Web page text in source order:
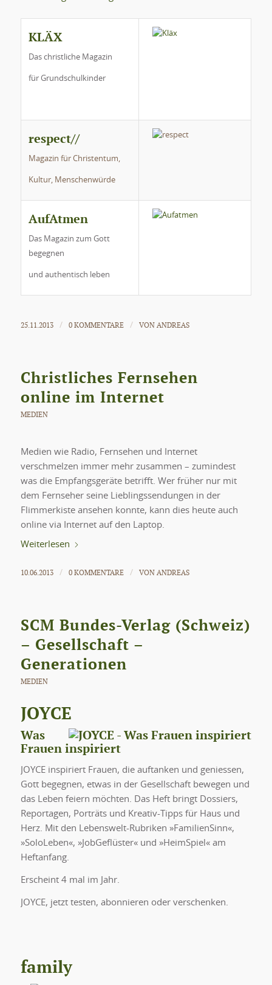
KLÄX
Das christliche Magazin
für Grundschulkinder
respect//
Magazin für Christentum,
Kultur, Menschenwürde
AufAtmen
Das Magazin zum Gott
begegnen
und authentisch leben
25.11.2013 / 0 KOMMENTARE / VONANDREAS
Christliches Fernsehen
online im Internet
MEDIEN
Medien wie Radio, Fernsehen und Internet
verschmelzen immer mehr zusammen – zumindest
was die Empfangsgeräte betrifft. Wer früher nur mit
dem Fernseher seine Lieblingssendungen in der
Flimmerkiste ansehen konnte, kann dies heute auch
online via Internet auf den Laptop.
Weiterlesen
10.06.2013 / 0 KOMMENTARE / VONANDREAS
SCM Bundes-Verlag (Schweiz)
– Gesellschaft –
Generationen
MEDIEN
JOYCE
Was
Frauen inspiriert
JOYCE inspiriert Frauen, die auftanken und geniessen,
Gott begegnen, etwas in der Gesellschaft bewegen und
das Leben feiern möchten. Das Heft bringt Dossiers,
Reportagen, Porträts und Kreativ-Tipps für Haus und
Herz. Mit den Lebenswelt-Rubriken »FamilienSinn«,
»SoloLeben«, »JobGeflüster« und »HeimSpiel« am
Heftanfang.
Erscheint 4 mal im Jahr.
JOYCE, jetzt testen, abonnieren oder verschenken.
family